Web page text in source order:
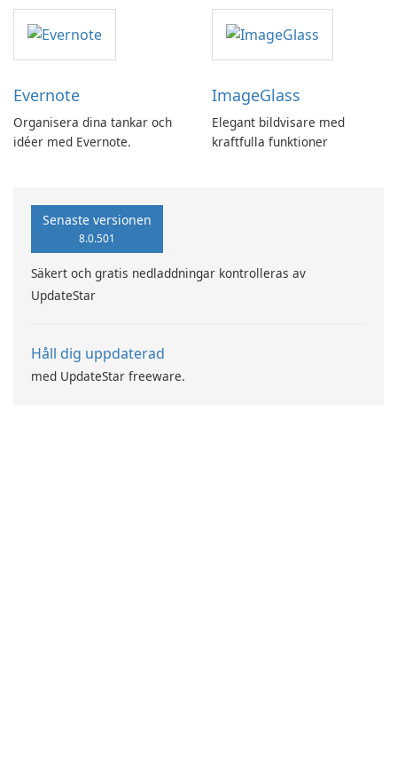
Evernote
Organisera dina tankar och
idéer med Evernote.
ImageGlass
Elegant bildvisare med
kraftfulla funktioner
Senaste versionen
8.0.501
Säkert och gratis nedladdningar kontrolleras av
UpdateStar
Håll dig uppdaterad
med UpdateStar freeware.